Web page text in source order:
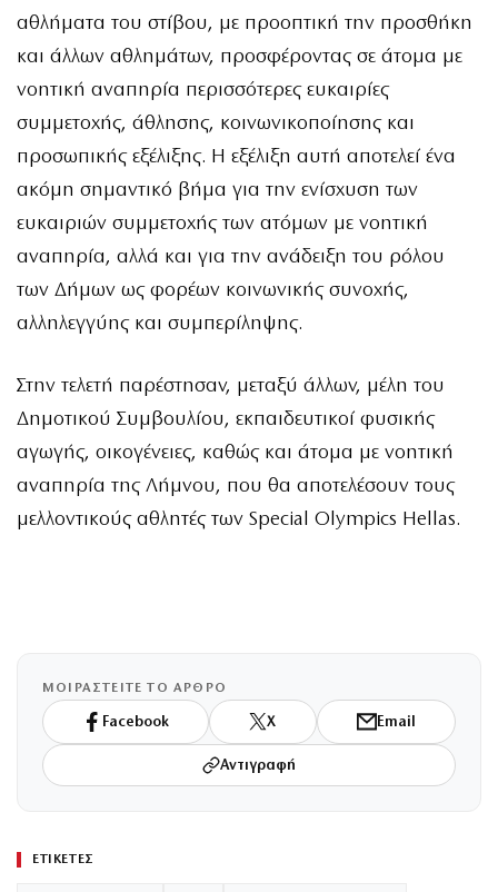
αθλήματα του στίβου, με προοπτική την προσθήκη
και άλλων αθλημάτων, προσφέροντας σε άτομα με
νοητική αναπηρία περισσότερες ευκαιρίες
συμμετοχής, άθλησης, κοινωνικοποίησης και
προσωπικής εξέλιξης. Η εξέλιξη αυτή αποτελεί ένα
ακόμη σημαντικό βήμα για την ενίσχυση των
ευκαιριών συμμετοχής των ατόμων με νοητική
αναπηρία, αλλά και για την ανάδειξη του ρόλου
των Δήμων ως φορέων κοινωνικής συνοχής,
αλληλεγγύης και συμπερίληψης.
Στην τελετή παρέστησαν, μεταξύ άλλων, μέλη του
Δημοτικού Συμβουλίου, εκπαιδευτικοί φυσικής
αγωγής, οικογένειες, καθώς και άτομα με νοητική
αναπηρία της Λήμνου, που θα αποτελέσουν τους
μελλοντικούς αθλητές των Special Olympics Hellas.
ΜΟΙΡΑΣΤΕΙΤΕ ΤΟ ΑΡΘΡΟ
Facebook X Email
Αντιγραφή
ΕΤΙΚΕΤΕΣ